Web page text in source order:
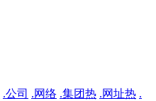
.公司 .网络 .集团热 .网址热 .